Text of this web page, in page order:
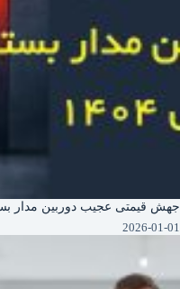
جهش قیمتی عجیب دوربین‌ مدار
2026-01-01